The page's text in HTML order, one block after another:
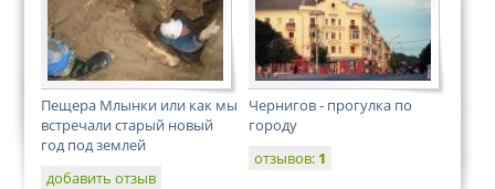
Пещера Млынки или как мы
встречали старый новый
год под землей
добавить отзыв
Чернигов - прогулка по
городу
отзывов: 1